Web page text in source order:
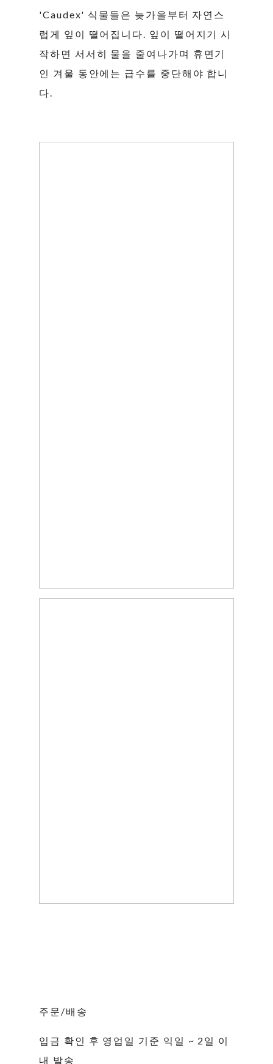
'Caudex' 식물들은 늦가을부터 자연스
럽게 잎이 떨어집니다. 잎이 떨어지기 시
작하면 서서히 물을 줄여나가며 휴면기
인 겨울 동안에는 급수를 중단해야 합니
다.
주문/배송
입금 확인 후 영업일 기준 익일 ~ 2일 이
내 발송